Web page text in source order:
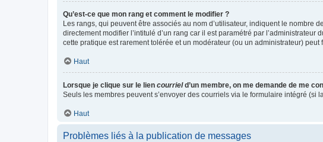
Qu’est-ce que mon rang et comment le modifier ?
Les rangs, qui peuvent être associés au nom d’utilisateur, indiquent le nombre
directement modifier l’intitulé d’un rang car il est paramétré par
cette pratique est rarement tolérée et un modérateur (ou un administrateur)
Haut
Lorsque je clique sur le lien courrield’un membre, on me demande de me
Seuls les membres peuvent s’envoyer des courriels via le formulaire intégré (si
Haut
Problèmes liés à la publication de messages